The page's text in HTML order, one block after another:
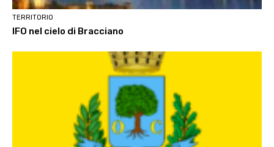
TERRITORIO
IFO nel cielo di Bracciano